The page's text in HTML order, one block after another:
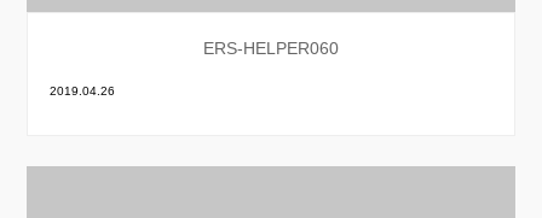
ERS-HELPER060
2019.04.26